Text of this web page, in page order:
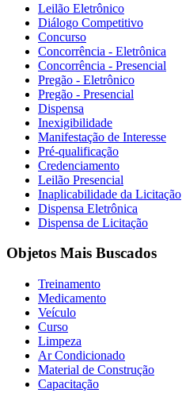
Leilão Eletrônico
Diálogo Competitivo
Concurso
Concorrência - Eletrônica
Concorrência - Presencial
Pregão - Eletrônico
Pregão - Presencial
Dispensa
Inexigibilidade
Manifestação de Interesse
Pré-qualificação
Credenciamento
Leilão Presencial
Inaplicabilidade da Licitação
Dispensa Eletrônica
Dispensa de Licitação
Objetos Mais Buscados
Treinamento
Medicamento
Veículo
Curso
Limpeza
Ar Condicionado
Material de Construção
Capacitação